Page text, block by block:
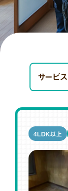
4LDK以上
サービ